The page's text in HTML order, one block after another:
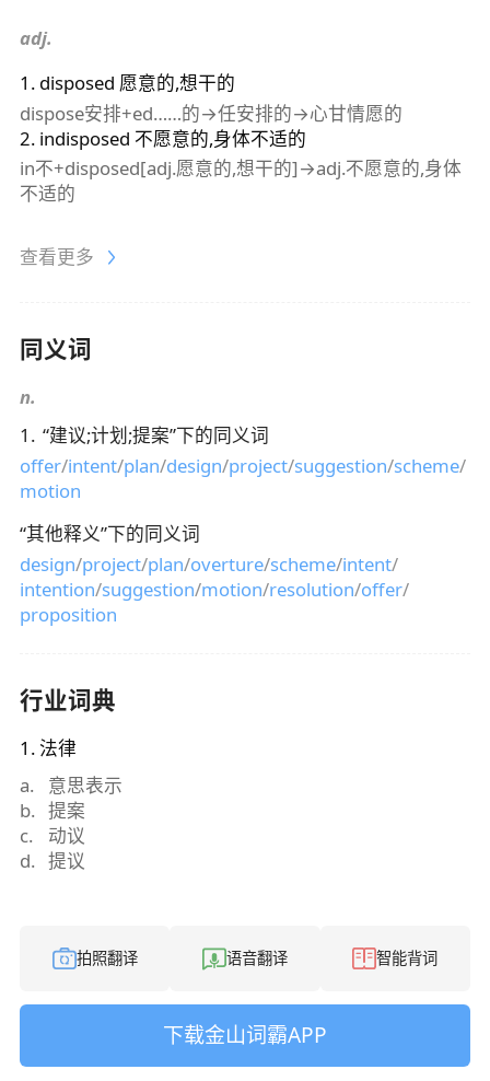
adj.
1 . disposed 愿意的,想干的
dispose安排+ed……的→任安排的→心甘情愿的
2. indisposed 不愿意的,身体不适的
in不+disposed[adj.愿意的,想干的]→adj.不愿意的,身体
不适的
查看更多
同义词
n.
1 . “建议;计划;提案”下的同义词
offer/intent/plan/design/project/suggestion/scheme/
motion
“其他释义”下的同义词
design/project/plan/overture/scheme/intent/
intention/suggestion/motion/resolution/offer/
proposition
行业词典
1 . 法律
a.
意思表示
b. 提案
c.
动议
d. 提议
拍照翻译 语音翻译 智能背词
下载金山词霸APP